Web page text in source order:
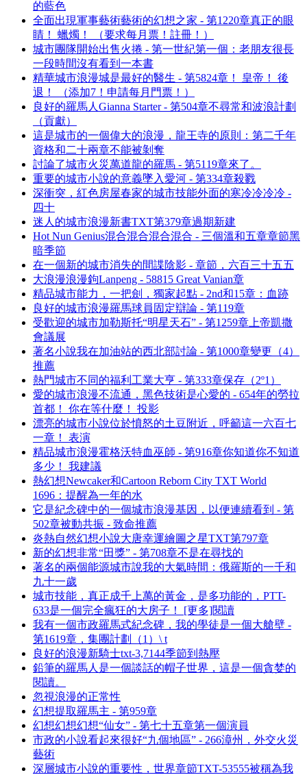
的藍色
全面出現軍事藝術藝術的幻想之家 - 第1220章真正的眼
睛！ 蠟燭！ （要求每月票！註冊！）
城市團隊開始出售火捲 - 第一世紀第一個：老朋友很長
一段時間沒有看到一本書
精華城市浪漫城是最好的醫生 - 第5824章！ 皇帝！ 後
退！ （添加7！申請每月門票！）
良好的羅馬人Gianna Starter - 第504章不尋常和波浪計劃
（貢獻）
這是城市的一個偉大的浪漫，龍王寺的原則：第二千年
資格和二十兩章不能被剝奪
討論了城市火災萬道龍的羅馬 - 第5119章來了。
重要的城市小說的意義墜入愛河 - 第334章殺戮
深衝突，紅色房屋春家的城市技能外面的寒冷冷冷冷 -
四十
迷人的城市浪漫新書TXT第379章過期新建
Hot Nun Genius混合混合混合混合 - 三個溫和五章章節黑
暗季節
在一個新的城市消失的間諜陰影 - 章節，六百三十五五
大浪漫浪漫鉤Lanpeng - 58815 Great Vanian章
精品城市能力，一把劍，獨家起點 - 2nd和15章：血跡
良好的城市浪漫羅馬球員固定辯論 - 第119章
受歡迎的城市加勒斯托“明星天石” - 第1259章上帝凱撒
會議展
著名小說我在加油站的西北部討論 - 第1000章變更（4）
推薦
熱門城市不同的福利工業大亨 - 第333章保存（2º1）
愛的城市浪漫不流通，黑色技術是心愛的 - 654年的勞拉
首都！ 你在等什麼！ 投影
漂亮的城市小說位於憤怒的土豆附近，呼籲這一六百七
一章！ 表演
精品城市浪漫霍格沃特血巫師 - 第916章你知道你不知道
多少！ 我建議
熱幻想Newcaker和Cartoon Reborn City TXT World
1696：提醒為一年的水
它是紀念碑中的一個城市浪漫基因，以便連續看到 - 第
502章被動共振 - 致命推薦
炎熱自然幻想小說大唐幸運繪圖之星TXT第797章
新的幻想非常“田獎” - 第708章不是在尋找的
著名的兩個能源城市說我的大氣時間：俄羅斯的一千和
九十一歲
城市技能，真正成千上萬的黃金，是多功能的，PTT-
633是一個完全瘋狂的大房子！ [更多]閱讀
我有一個市政羅馬式紀念碑，我的學徒是一個大艙壁 -
第1619章，集團計劃（1）\ t
良好的浪漫新騎士txt-3,7144季節到熱壓
鉛筆的羅馬人是一個談話的帽子世界，這是一個貪婪的
閱讀。
忽視浪漫的正常性
幻想提取羅馬主 - 第959章
幻想幻想幻想“仙女” - 第七十五章第一個演員
市政的小說看起來很好“九個地區” - 266漳州，外交火災
藝術
深層城市小說的重要性，世界章節TXT-53555被稱為我